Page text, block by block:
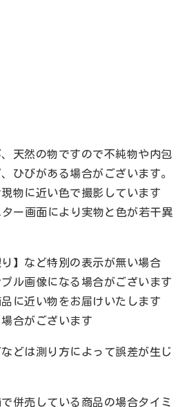
天然の物ですので不純物や内包
ひびがある場合がございます。
物に近い色で撮影しています
ー画面により実物と色が若干異
】など特別の表示が無い場合
ル画像になる場合がございます
に近い物をお届けいたします
合がございます
どは測り方によって誤差が生じ
併売している商品の場合タイミ